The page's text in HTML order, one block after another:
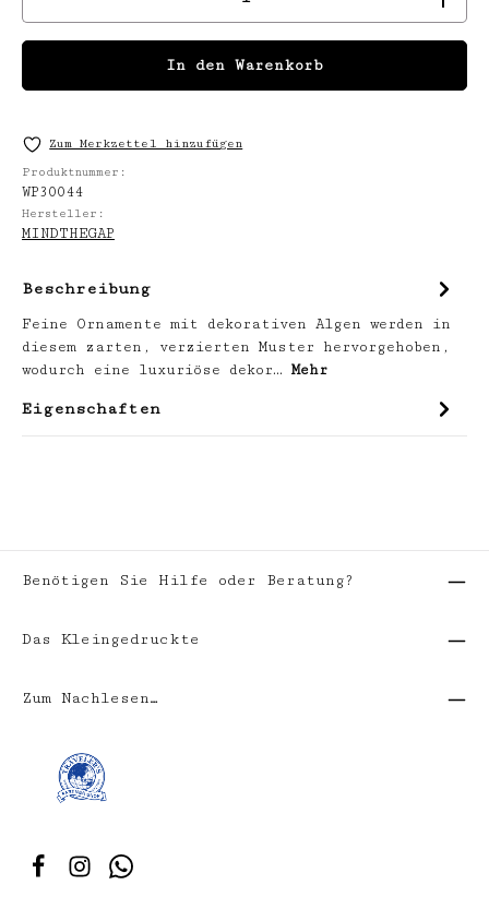
In den Warenkorb
Zum Merkzettel hinzufügen
Produktnummer:
WP30044
Hersteller:
MINDTHEGAP
Beschreibung
Feine Ornamente mit dekorativen Algen werden in
diesem zarten, verzierten Muster hervorgehoben,
wodurch eine luxuriöse dekor… Mehr
Eigenschaften
Benötigen Sie Hilfe oder Beratung?
Das Kleingedruckte
Zum Nachlesen…